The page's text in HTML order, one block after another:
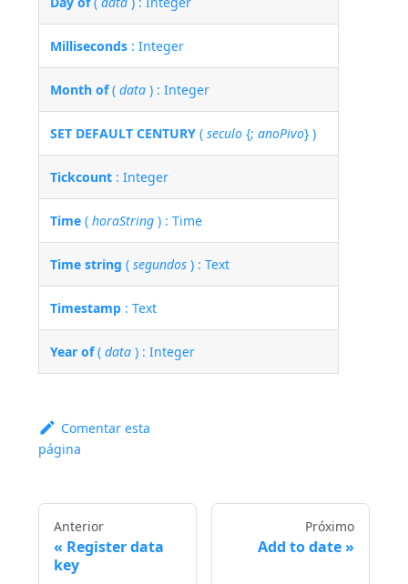
Milliseconds : Integer
Month of(data ) : Integer
SET DEFAULT CENTURY (seculo {;anoPivo} )
Tickcount : Integer
Time (horaString ) : Time
Time string (segundos ) : Text
Timestamp : Text
Year of(data ) : Integer
Comentar esta
página
Anterior
Register data
key
Próximo
Add to date